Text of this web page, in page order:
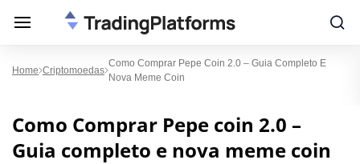
Home Criptomoedas
Como Comprar Pepe Coin 2.0 – Guia Completo E
Nova Meme Coin
Como Comprar Pepe coin 2.0 –
Guia completo e nova meme coin